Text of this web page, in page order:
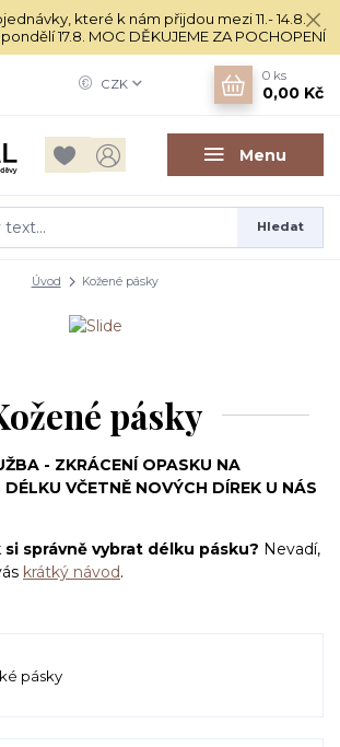
které k nám přijdou mezi 11.- 14.8.
17.8. MOC DĚKUJEME ZA POCHOPENÍ
Menu
CZK
Hledat
0 ks
0,00 Kč
Úvod Kožené pásky
pásky
- ZKRÁCENÍ OPASKU NA
VČETNĚ NOVÝCH DÍREK U NÁS
správně vybrat délku pásku? Nevadí,
krátký návod.
pásky